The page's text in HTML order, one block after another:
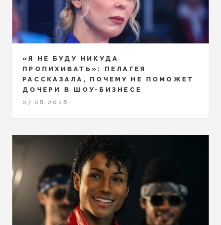
«Я НЕ БУДУ НИКУДА
ПРОПИХИВАТЬ»: ПЕЛАГЕЯ
РАССКАЗАЛА, ПОЧЕМУ НЕ ПОМОЖЕТ
ДОЧЕРИ В ШОУ-БИЗНЕСЕ
07.08.2026